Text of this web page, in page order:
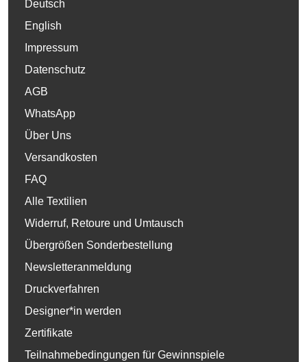
Deutsch
English
Impressum
Datenschutz
AGB
WhatsApp
Über Uns
Versandkosten
FAQ
Alle Textilien
Widerruf, Retoure und Umtausch
Übergrößen Sonderbestellung
Newsletteranmeldung
Druckverfahren
Designer*in werden
Zertifikate
Teilnahmebedingungen für Gewinnspiele